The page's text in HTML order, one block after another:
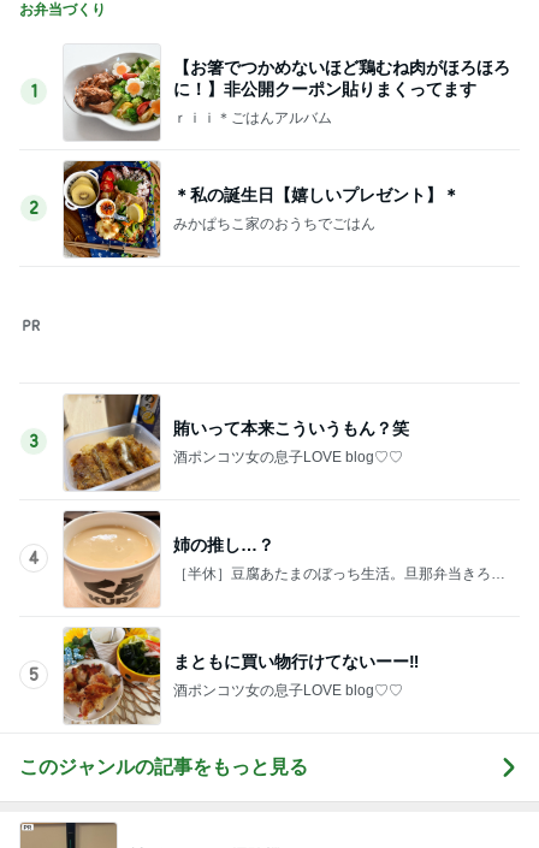
お弁当づくり
1
【お箸でつかめないほど鶏むね肉がほろほろ
に！】非公開クーポン貼りまくってます
ｒｉｉ＊ごはんアルバム
2
＊私の誕生日【嬉しいプレゼント】＊
みかぱちこ家のおうちでごはん
3
賄いって本来こういうもん？笑
酒ポンコツ女の息子LOVE blog♡♡
4
姉の推し…？
［半休］豆腐あたまのぼっち生活。旦那弁当きろく
5
まともに買い物行けてないーー‼︎
酒ポンコツ女の息子LOVE blog♡♡
このジャンルの記事をもっと見る